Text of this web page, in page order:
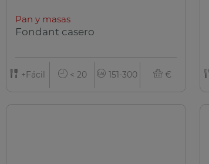
Pan y masas
Fondant casero
+Fácil < 20 151-300 €